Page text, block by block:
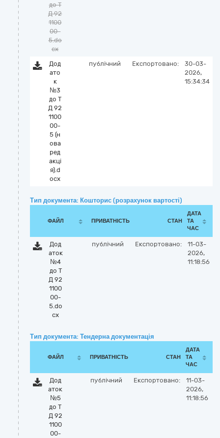
до Т
Д 92
1100
00-
5.do
cx
Дод
ато
к
№3
до Т
Д 92
1100
00-
5 (н
ова
ред
акці
я).d
ocx
публічний Експортовано:
30-03-
2026,
15:34:34
Тип документа: Кошторис (розрахунок вартості)
ФАЙЛ ПРИВАТНІСТЬ СТАН
ДАТА
ТА
ЧАС
Дод
аток
№4
до Т
Д 92
1100
00-
5.do
cx
публічний Експортовано:
11-03-
2026,
11:18:56
Тип документа: Тендерна документація
ФАЙЛ ПРИВАТНІСТЬ СТАН
ДАТА
ТА
ЧАС
Дод
аток
№5
до Т
Д 92
1100
00-
публічний Експортовано:
11-03-
2026,
11:18:56